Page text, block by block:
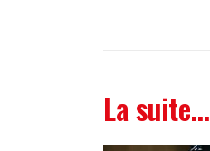
La suite...